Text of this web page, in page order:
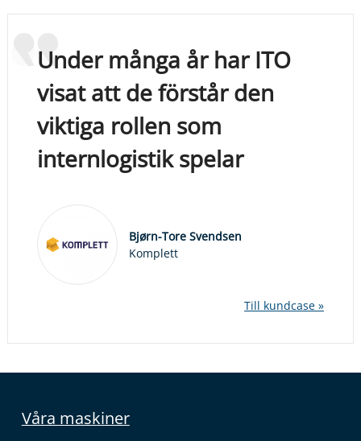
Under många år har ITO
visat att de förstår den
viktiga rollen som
internlogistik spelar
Bjørn-Tore Svendsen
Komplett
Till kundcase »
Våra maskiner